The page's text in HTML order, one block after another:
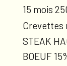
15 mois
Crevettes
STEAK
BOEUF